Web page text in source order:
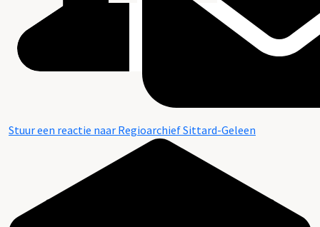
Stuur een reactie naar Regioarchief Sittard-Geleen